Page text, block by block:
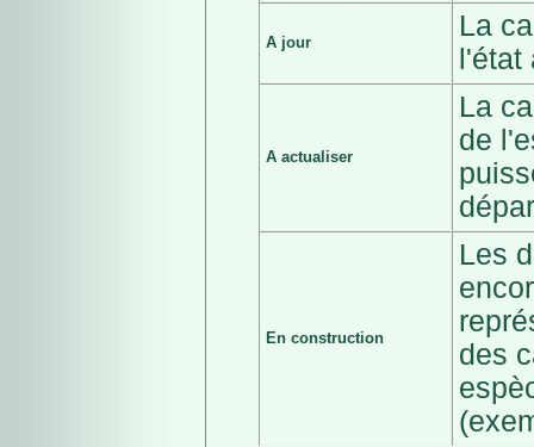
A jour
La
A actualiser
La
de
En construction
Les
des